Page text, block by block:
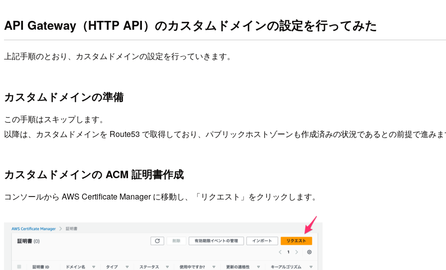
API Gateway（HTTP API）のカスタムドメインの設定を行ってみた
上記手順のとおり、カスタムドメインの設定を行っていきます。
カスタムドメインの準備
この手順はスキップします。
以降は、カスタムドメインを Route53 で取得しており、パブリックホストゾーンも作成済みの状況であるとの前提で進み
カスタムドメインの ACM 証明書作成
コンソールから AWS Certificate Manager に移動し、「リクエスト」をクリックします。